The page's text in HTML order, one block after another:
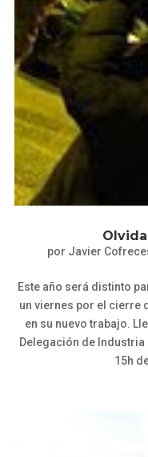
por Javier
Este año será distinto
un viernes por el cierre
en su nuevo trabajo.
Delegación de
15h